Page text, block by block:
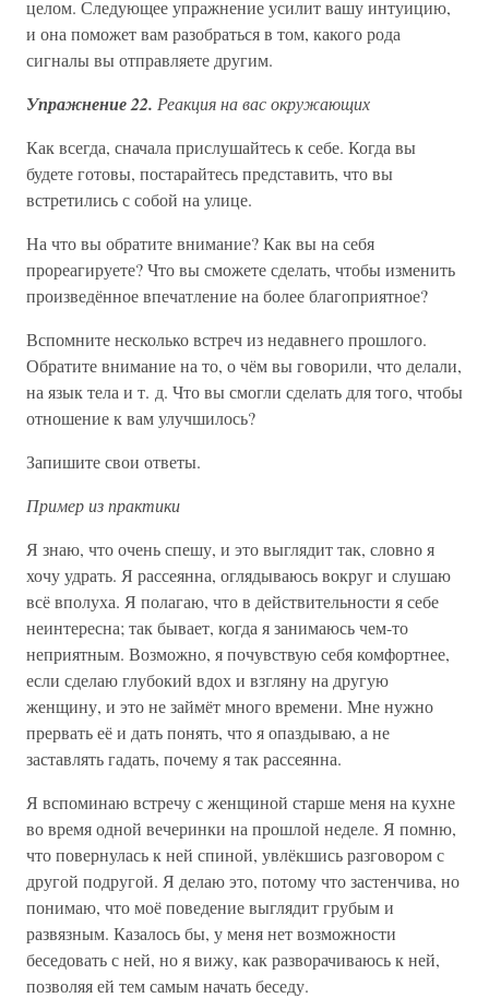
целом. Следующее упражнение усилит вашу интуицию,
и она поможет вам разобраться в том, какого рода
сигналы вы отправляете другим.
Упражнение 22. Реакция на вас окружающих
Как всегда, сначала прислушайтесь к себе. Когда вы
будете готовы, постарайтесь представить, что вы
встретились с собой на улице.
На что вы обратите внимание? Как вы на себя
прореагируете? Что вы сможете сделать, чтобы изменить
произведённое впечатление на более благоприятное?
Вспомните несколько встреч из недавнего прошлого.
Обратите внимание на то, о чём вы говорили, что делали,
на язык тела и т. д. Что вы смогли сделать для того, чтобы
отношение к вам улучшилось?
Запишите свои ответы.
Пример из практики
Я знаю, что очень спешу, и это выглядит так, словно я
хочу удрать. Я рассеянна, оглядываюсь вокруг и слушаю
всё вполуха. Я полагаю, что в действительности я себе
неинтересна; так бывает, когда я занимаюсь чем-то
неприятным. Возможно, я почувствую себя комфортнее,
если сделаю глубокий вдох и взгляну на другую
женщину, и это не займёт много времени. Мне нужно
прервать её и дать понять, что я опаздываю, а не
заставлять гадать, почему я так рассеянна.
Я вспоминаю встречу с женщиной старше меня на кухне
во время одной вечеринки на прошлой неделе. Я помню,
что повернулась к ней спиной, увлёкшись разговором с
другой подругой. Я делаю это, потому что застенчива, но
понимаю, что моё поведение выглядит грубым и
развязным. Казалось бы, у меня нет возможности
беседовать с ней, но я вижу, как разворачиваюсь к ней,
позволяя ей тем самым начать беседу.